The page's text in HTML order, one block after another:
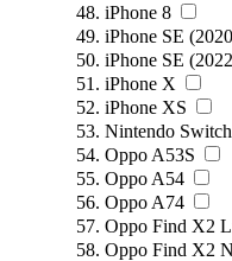
iPhone 8
iPhone SE
iPhone SE
iPhone X
iPhone XS
Nintendo Switch
Oppo A53S
Oppo A54
Oppo A74
Oppo Find X2
Oppo Find X2